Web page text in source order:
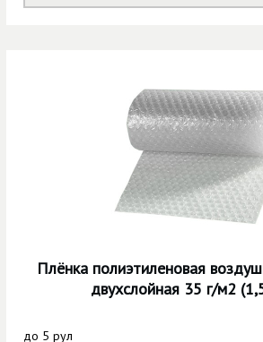
Плёнка полиэтиленовая
двухслойная 35 г/м2
до 5 рул